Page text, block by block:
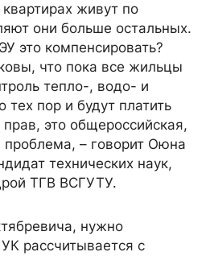
живут по
они больше остальных.
это компенсировать?
что пока все жильцы
тепло-, водо- и
тех пор и будут платить
это общероссийская,
– говорит Оюна
технических наук,
ТГВ ВСГУТУ.
нужно
рассчитывается с